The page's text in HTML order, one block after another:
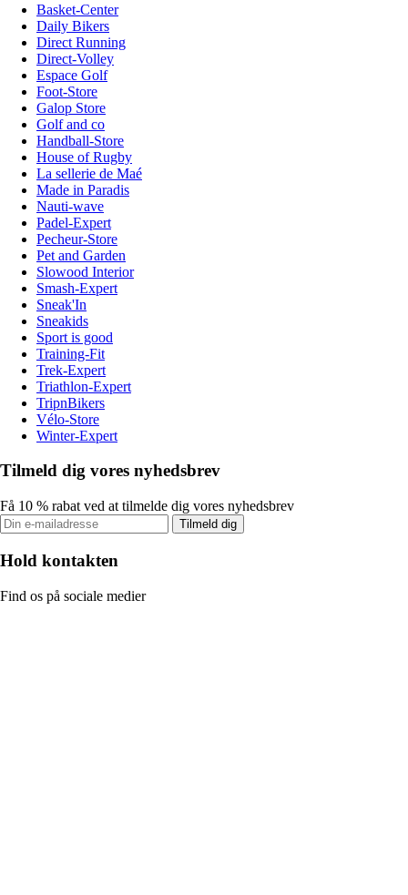
Basket-Center
Daily Bikers
Direct Running
Direct-Volley
Espace Golf
Foot-Store
Galop Store
Golf and co
Handball-Store
House of Rugby
La sellerie de Maé
Made in Paradis
Nauti-wave
Padel-Expert
Pecheur-Store
Pet and Garden
Slowood Interior
Smash-Expert
Sneak'In
Sneakids
Sport is good
Training-Fit
Trek-Expert
Triathlon-Expert
TripnBikers
Vélo-Store
Winter-Expert
Tilmeld dig vores nyhedsbrev
Få 10 % rabat ved at tilmelde dig vores nyhedsbrev
Tilmeld dig
Hold kontakten
Find os på sociale medier